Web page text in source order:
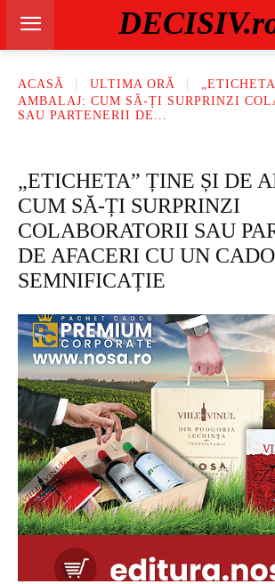
ACASĂ ULTIMA ORĂ
AMBALAJ: CUM SĂ-ȚI SURPRINZI
SAU PARTENERII DE...
„ETICHETA” ȚINE ȘI DE
CUM SĂ-ȚI SURPRINZI
COLABORATORII SAU
DE AFACERI CU UN
SEMNIFICAȚIE